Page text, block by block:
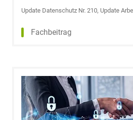
Anna Coenen
Cécile Corbet,
LL.M.
Julia Cramer
Update Datenschutz Nr. 210, Update
Fachbeitrag